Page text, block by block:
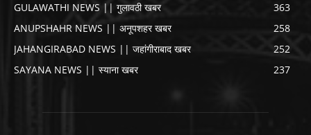
GULAWATHI NEWS || गुलावठी खबर
363
ANUPSHAHR NEWS || अनूपशहर खबर
258
JAHANGIRABAD NEWS || जहांगीराबाद खबर
252
SAYANA NEWS || स्याना खबर
237